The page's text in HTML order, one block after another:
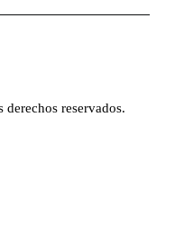
reservados.